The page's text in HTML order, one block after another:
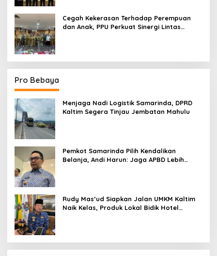
Cegah Kekerasan Terhadap Perempuan
dan Anak, PPU Perkuat Sinergi Lintas
Pro Bebaya
Menjaga Nadi Logistik Samarinda, DPRD
Kaltim Segera Tinjau Jembatan Mahulu
Pemkot Samarinda Pilih Kendalikan
Belanja, Andi Harun: Jaga APBD Lebih
Rudy Mas’ud Siapkan Jalan UMKM Kaltim
Naik Kelas, Produk Lokal Bidik Hotel